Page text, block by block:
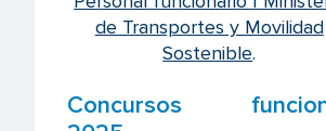
de Transportes y Movilidad
Sostenible.
Concursos